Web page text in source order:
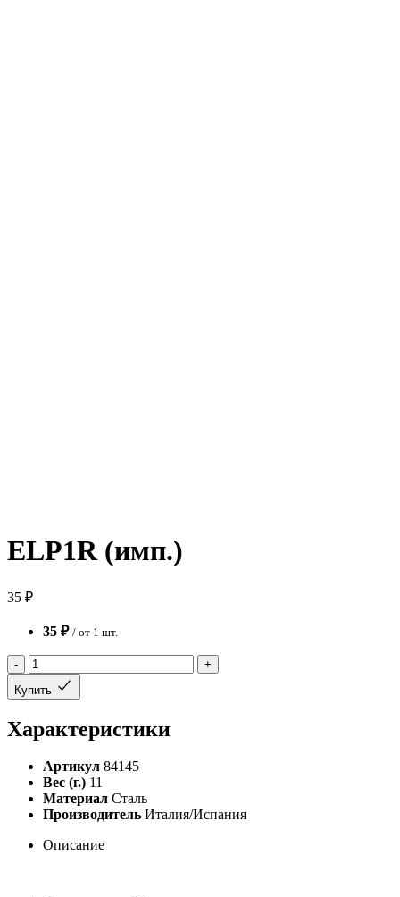
ELP1R (имп.)
35 ₽
35 ₽ / от 1 шт.
-
+
Купить
Характеристики
Артикул 84145
Вес (г.) 11
Материал Сталь
Производитель Италия/Испания
Описание